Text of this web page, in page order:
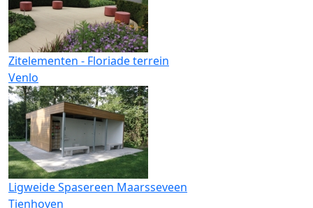
Zitelementen - Floriade terrein
Venlo
Ligweide Spasereen Maarsseveen
Tienhoven